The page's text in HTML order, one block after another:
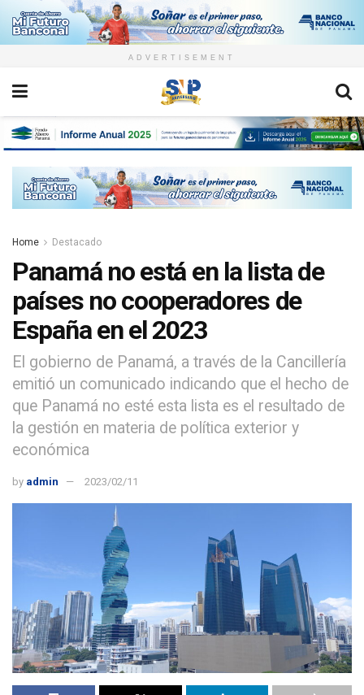
ADVERTISEMENT
Home Destacado
Panamá no está en la lista de
países no cooperadores de
España en el 2023
El gobierno de Panamá, a través de la Cancillería
emitió un comunicado indicando que el hecho de
que Panamá no esté esta lista es el resultado de
la gestión en materia de política exterior y
económica
by admin 2023/02/11